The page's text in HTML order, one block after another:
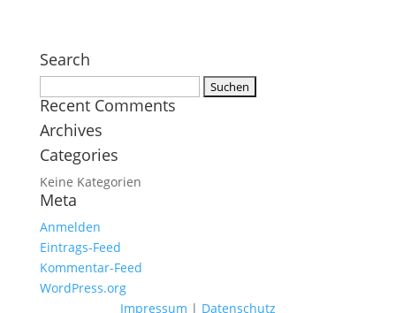
Search
nach:
Recent Comments
Archives
Categories
Keine Kategorien
Meta
Anmelden
Eintrags-Feed
Kommentar-Feed
WordPress.org
Impressum | Datenschutz